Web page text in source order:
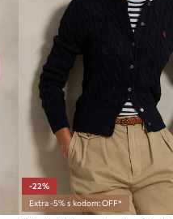
-22%
Extra -5% s kodom: OFF*